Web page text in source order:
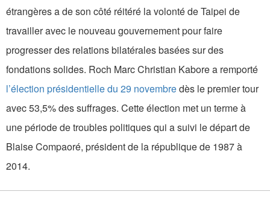
étrangères a de son côté réitéré la volonté de Taipei de
travailler avec le nouveau gouvernement pour faire
progresser des relations bilatérales basées sur des
fondations solides. Roch Marc Christian Kabore a remporté
l’élection présidentielle du 29 novembredès le premier tour
avec 53,5% des suffrages. Cette élection met un terme à
une période de troubles politiques qui a suivi le départ de
Blaise Compaoré, président de la république de 1987 à
2014.